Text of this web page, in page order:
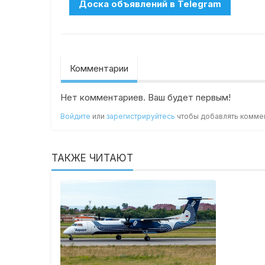
Комментарии
Нет комментариев. Ваш будет первым!
Войдите илизарегистрируйтесь чтобы добавлять
ТАКЖЕ ЧИТАЮТ